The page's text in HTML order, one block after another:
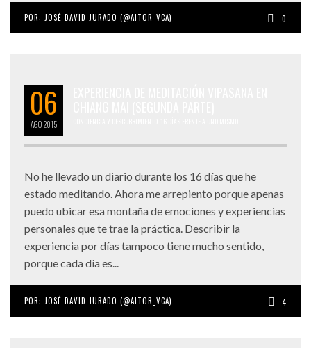
POR: JOSÉ DAVID JURADO (@AITOR_VCA) 0
06
AGO2015
No he llevado un diario durante los 16 días que he
estado meditando. Ahora me arrepiento porque apenas
puedo ubicar esa montaña de emociones y experiencias
personales que te trae la práctica. Describir la
experiencia por días tampoco tiene mucho sentido,
porque cada día es...
POR: JOSÉ DAVID JURADO (@AITOR_VCA) 4